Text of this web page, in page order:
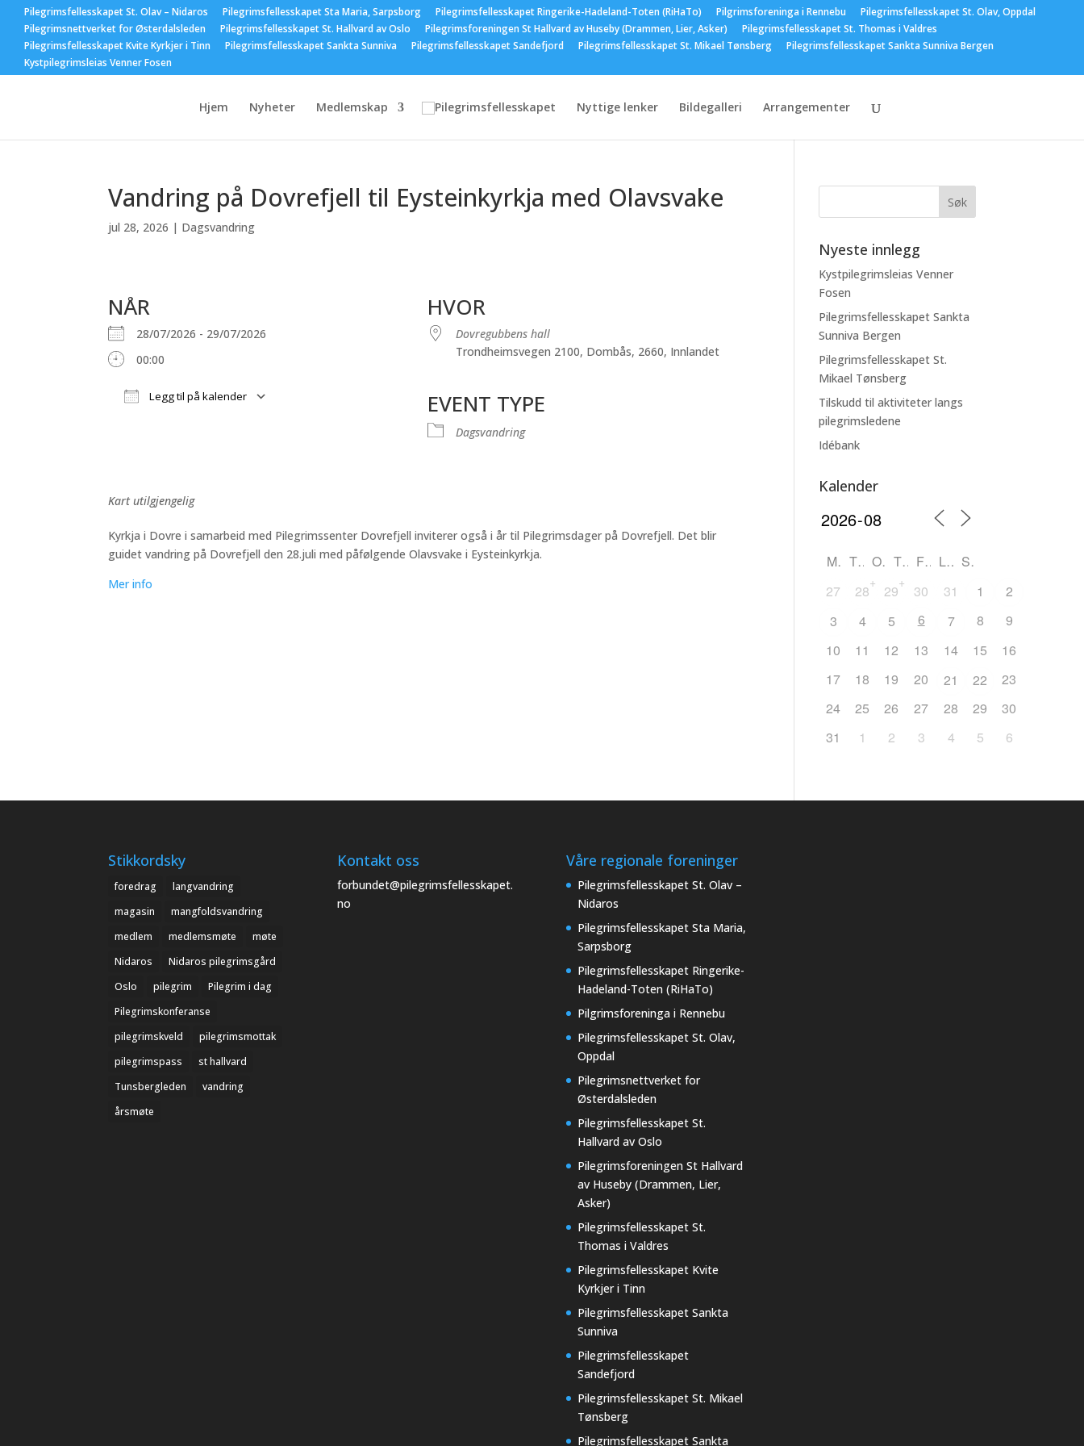
Pilegrimsfellesskapet St. Olav – Nidaros Pilegrimsfellesskapet Sta Maria, Sarpsborg Pilegrimsfellesskapet Ringerike-Hadeland-Toten (RiHaTo) Pilgrimsforeninga i Rennebu
Pilegrimsfellesskapet St. Olav, Oppdal
Pilegrimsnettverket for Østerdalsleden
Pilegrimsfellesskapet St. Hallvard av Oslo Pilegrimsforeningen St Hallvard av Huseby (Drammen, Lier, Asker)
Pilegrimsfellesskapet St. Thomas i Valdres
Pilegrimsfellesskapet Kvite Kyrkjer i Tinn
Pilegrimsfellesskapet Sankta Sunniva Pilegrimsfellesskapet Sandefjord Pilegrimsfellesskapet St. Mikael Tønsberg
Pilegrimsfellesskapet Sankta Sunniva Bergen
Kystpilegrimsleias Venner Fosen
Hjem Nyheter Medlemskap Nyttige lenker Bildegalleri Arrangementer
Vandring på Dovrefjell til Eysteinkyrkja med Olavsvake
jul 28, 2026 | Dagsvandring
NÅR
28/07/2026 - 29/07/2026
00:00
Legg til på kalender
HVOR
Dovregubbens hall
Trondheimsvegen 2100, Dombås, 2660, Innlandet
EVENT TYPE
Dagsvandring
Kart utilgjengelig
Kyrkja i Dovre i samarbeid med Pilegrimssenter Dovrefjell inviterer også i år til Pilegrimsdager på Dovrefjell. Det blir
guidet vandring på Dovrefjell den 28.juli med påfølgende Olavsvake i Eysteinkyrkja.
Mer info
Nyeste innlegg
Kystpilegrimsleias Venner
Fosen
Pilegrimsfellesskapet Sankta
Sunniva Bergen
Pilegrimsfellesskapet St.
Mikael Tønsberg
Tilskudd til aktiviteter langs
pilegrimsledene
Idébank
Kalender
M T O T F L
S
27
28+ 29+ 30 31 1
2
3
4 5 6 7 8
9
10
11 12 13 14 15
16
17
18 19 20 21 22
23
24
25 26 27 28 29
30
31
1 2 3 4 5 6
Stikkordsky
foredrag
langvandring
magasin
mangfoldsvandring
medlem
medlemsmøte
møte
Nidaros
Nidaros pilegrimsgård
Oslo
pilegrim
Pilegrim i dag
Pilegrimskonferanse
pilegrimskveld
pilegrimsmottak
pilegrimspass
st hallvard
Tunsbergleden
vandring
årsmøte
Kontakt oss
forbundet@pilegrimsfellesskapet.
no
Våre regionale foreninger
Pilegrimsfellesskapet St. Olav –
Nidaros
Pilegrimsfellesskapet Sta Maria,
Sarpsborg
Pilegrimsfellesskapet Ringerike-
Hadeland-Toten (RiHaTo)
Pilgrimsforeninga i Rennebu
Pilegrimsfellesskapet St. Olav,
Oppdal
Pilegrimsnettverket for
Østerdalsleden
Pilegrimsfellesskapet St.
Hallvard av Oslo
Pilegrimsforeningen St Hallvard
av Huseby (Drammen, Lier,
Asker)
Pilegrimsfellesskapet St.
Thomas i Valdres
Pilegrimsfellesskapet Kvite
Kyrkjer i Tinn
Pilegrimsfellesskapet Sankta
Sunniva
Pilegrimsfellesskapet
Sandefjord
Pilegrimsfellesskapet St. Mikael
Tønsberg
Pilegrimsfellesskapet Sankta